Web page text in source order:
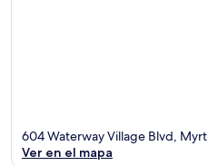
604 Waterway Village Blvd,
Ver en el mapa